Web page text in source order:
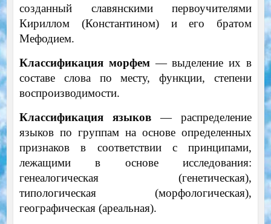
созданный славянскими первоучителями
Кириллом (Константином) и его братом
Мефодием.
Классификация морфем— выделение их в
составе слова по месту, функции, степени
воспроизводимости.
Классификация языков— распределение
языков по группам на основе определенных
признаков в соответствии с принципами,
лежащими в основе исследования:
генеалогическая (генетическая),
типологическая (морфологическая),
географическая (ареальная).